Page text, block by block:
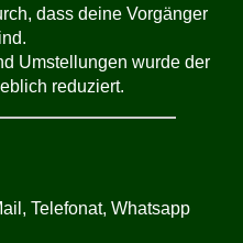
dass deine Vorgänger
Umstellungen wurde der
reduziert.
Telefonat, Whatsapp